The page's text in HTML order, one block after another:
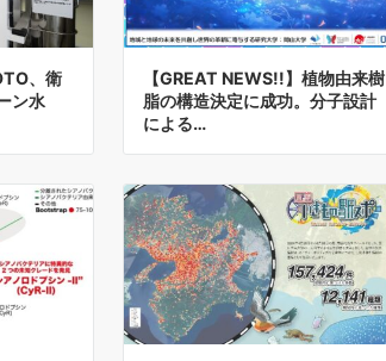
、衛
ン水
【GREAT NEWS!!】植物由来樹
脂の構造決定に成功。分子設計
による…